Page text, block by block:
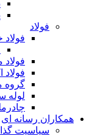
فولاد
فولاد
فولاد
گروه
لوله
همکاران رسانه ای
سیاسیت